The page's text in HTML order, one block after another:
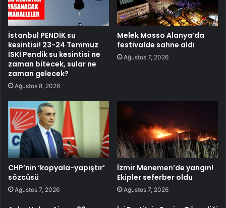
İstanbul PENDİK su
kesintisi! 23-24 Temmuz
İSKİ Pendik su kesintisi ne
zaman bitecek, sular ne
zaman gelecek?
Ağustos 8, 2026
Melek Mosso Alanya’da
festivalde sahne aldı
Ağustos 7, 2026
CHP’nin ‘kopyala-yapıştır’
sözcüsü
Ağustos 7, 2026
İzmir Menemen’de yangın!
Ekipler seferber oldu
Ağustos 7, 2026